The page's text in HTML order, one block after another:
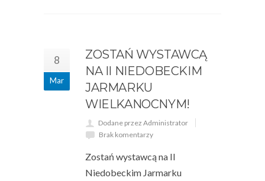
8
Mar
ZOSTAŃ WYSTAWCĄ
NA II NIEDOBECKIM
JARMARKU
WIELKANOCNYM!
Dodane przez Administrator
Brak komentarzy
Zostań wystawcą na II
Niedobeckim Jarmarku